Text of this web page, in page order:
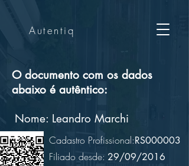
Autentiq
O documento com os dados
abaixo é autêntico:
Nome:
Cadastro Profissional:
Filiado desde:
Leandro Marchi
29/09/2016
RS000003